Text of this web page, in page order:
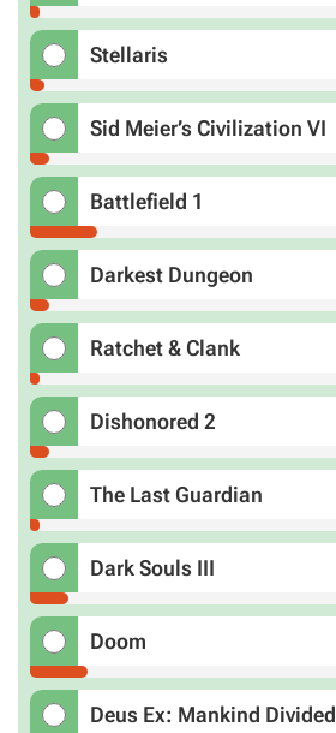
Stellaris
Sid Meier’s Civilization VI
Battlefield 1
Darkest Dungeon
Ratchet & Clank
Dishonored 2
The Last Guardian
Dark Souls III
Doom
Deus Ex: Mankind Divided